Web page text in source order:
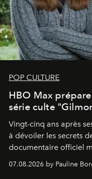
POP CULTURE
HBO Max
série culte
Vingt-cinq ans après
à dévoiler les secrets
documentaire officiel
inédites et plongée
générationnel.
07.08.2026 by Pauline